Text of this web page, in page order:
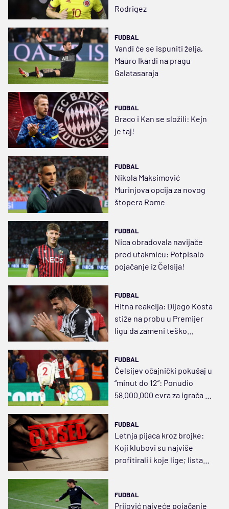
Rodrigez
FUDBAL
Vandi će se ispuniti želja,
Mauro Ikardi na pragu
Galatasaraja
FUDBAL
Braco i Kan se složili: Kejn
je taj!
FUDBAL
Nikola Maksimović
Murinjova opcija za novog
štopera Rome
FUDBAL
Nica obradovala navijače
pred utakmicu: Potpisalo
pojačanje iz Čelsija!
FUDBAL
Hitna reakcija: Dijego Kosta
stiže na probu u Premijer
ligu da zameni teško
FUDBAL
Čelsijev očajnički pokušaj u
“minut do 12”: Ponudio
58.000.000 evra za igrača sa
FUDBAL
Letnja pijaca kroz brojke:
Koji klubovi su najviše
profitirali i koje lige; lista
FUDBAL
Prijović najveće pojačanje